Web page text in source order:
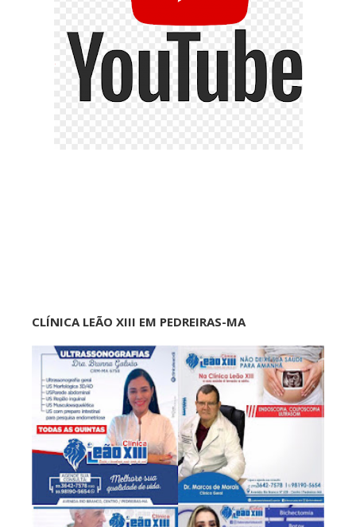
CLÍNICA LEÃO XIII EM PEDREIRAS-MA